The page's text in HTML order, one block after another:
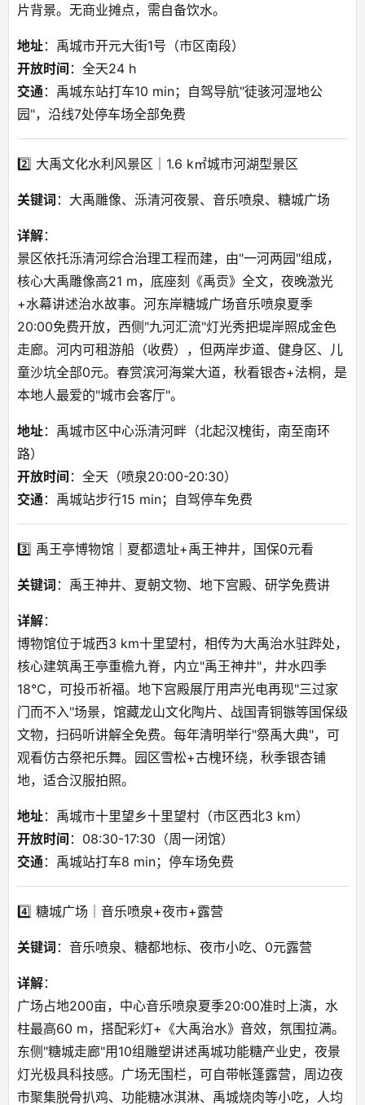
片背景。无商业摊点，需自备饮水。
地址：禹城市开元大街1号（市区南段）
开放时间 ：全天24 h
交通 ：禹城东站打车10 min；自驾导航"徒骇河湿地公
园"，沿线7处停车场全部免费
2️⃣ 大禹文化水利风景区｜1.6 k㎡城市河湖型景区
关键词 ：大禹雕像、泺清河夜景、音乐喷泉、糖城广场
详解：
景区依托泺清河综合治理工程而建，由"一河两园"组成，
核心大禹雕像高21 m，底座刻《禹贡》全文，夜晚激光
+水幕讲述治水故事。河东岸糖城广场音乐喷泉夏季
20:00免费开放，西侧"九河汇流"灯光秀把堤岸照成金色
走廊。河内可租游船（收费），但两岸步道、健身区、儿
童沙坑全部0元。春赏滨河海棠大道，秋看银杏+法桐，是
本地人最爱的"城市会客厅"。
地址：禹城市区中心泺清河畔（北起汉槐街，南至南环
路）
开放时间 ：全天（喷泉20:00-20:30）
交通 ：禹城站步行15 min；自驾停车免费
3️⃣ 禹王亭博物馆｜夏都遗址+禹王神井，国保0元看
关键词 ：禹王神井、夏朝文物、地下宫殿、研学免费讲
详解：
博物馆位于城西3 km十里望村，相传为大禹治水驻跸处，
核心建筑禹王亭重檐九脊，内立"禹王神井"，井水四季
18℃，可投币祈福。地下宫殿展厅用声光电再现"三过家
门而不入"场景，馆藏龙山文化陶片、战国青铜镞等国保级
文物，扫码听讲解全免费。每年清明举行"祭禹大典"，可
观看仿古祭祀乐舞。园区雪松+古槐环绕，秋季银杏铺
地，适合汉服拍照。
地址：禹城市十里望乡十里望村（市区西北3 km）
开放时间 ：08:30-17:30（周一闭馆）
交通 ：禹城站打车8 min；停车场免费
4️⃣ 糖城广场｜音乐喷泉+夜市+露营
关键词 ：音乐喷泉、糖都地标、夜市小吃、0元露营
详解：
广场占地200亩，中心音乐喷泉夏季20:00准时上演，水
柱最高60 m，搭配彩灯+《大禹治水》音效，氛围拉满。
东侧"糖城走廊"用10组雕塑讲述禹城功能糖产业史，夜景
灯光极具科技感。广场无围栏，可自带帐篷露营，周边夜
市聚集脱骨扒鸡、功能糖冰淇淋、禹城烧肉等小吃，人均